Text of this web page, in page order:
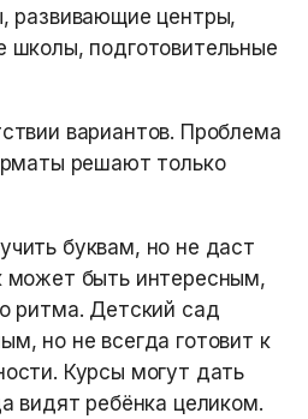
развивающие центры,
школы, подготовительные
вариантов. Проблема
решают только
буквам, но не даст
может быть интересным,
ритма. Детский сад
но не всегда готовит к
Курсы могут дать
видят ребёнка целиком.